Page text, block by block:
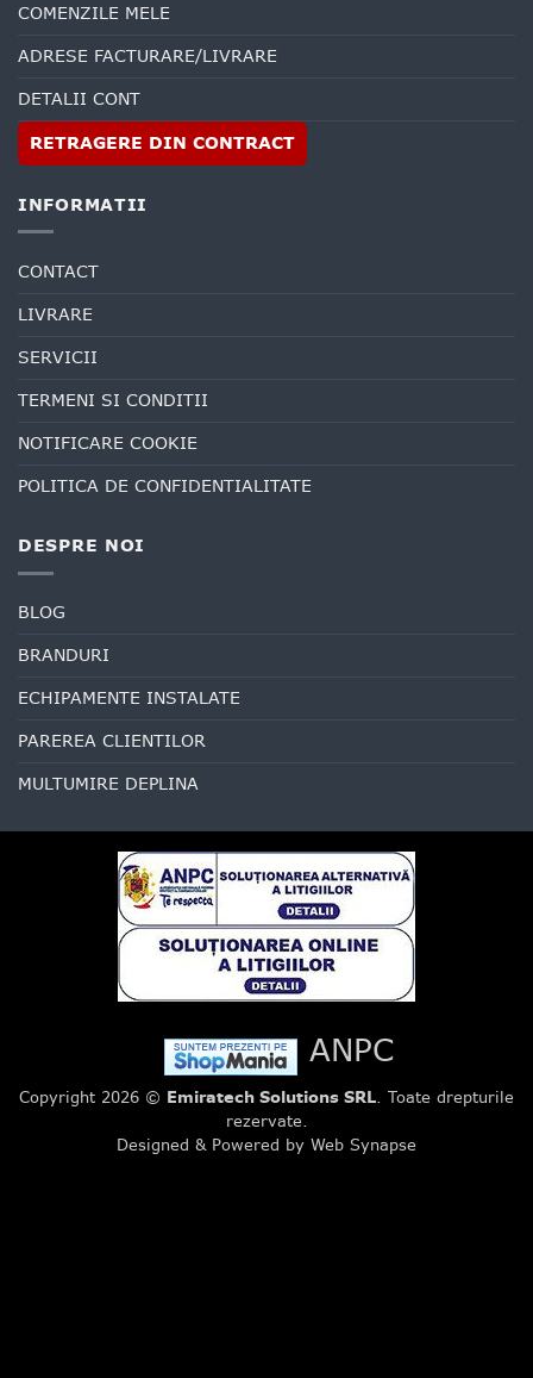
COMENZILE MELE
ADRESE FACTURARE/LIVRARE
DETALII CONT
RETRAGERE DIN CONTRACT
INFORMATII
CONTACT
LIVRARE
SERVICII
TERMENI SI CONDITII
NOTIFICARE COOKIE
POLITICA DE CONFIDENTIALITATE
DESPRE NOI
BLOG
BRANDURI
ECHIPAMENTE INSTALATE
PAREREA CLIENTILOR
MULTUMIRE DEPLINA
ANPC
Copyright 2026 © Emiratech Solutions SRL. Toate drepturile
rezervate.
Designed & Powered by Web Synapse